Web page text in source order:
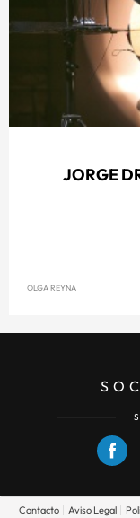
JORGE
OLGA REYNA
Contacto Aviso Legal